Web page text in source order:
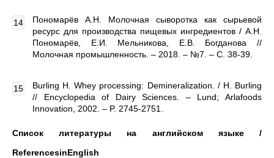
Пономарёв А.Н. Молочная сыворотка как сырьевой
ресурс для производства пищевых ингредиентов / А.Н.
Пономарёв, Е.И. Мельникова, Е.В. Богданова //
Молочная промышленность. ‒ 2018. ‒ №7. ‒ С. 38-39.
Burling H. Whey processing: Demineralization. / H. Burling
// Encyclopedia of Dairy Sciences. – Lund; Arlafoods
Innovation, 2002. – P. 2745-2751.
Список литературы на английском языке /
ReferencesinEnglish